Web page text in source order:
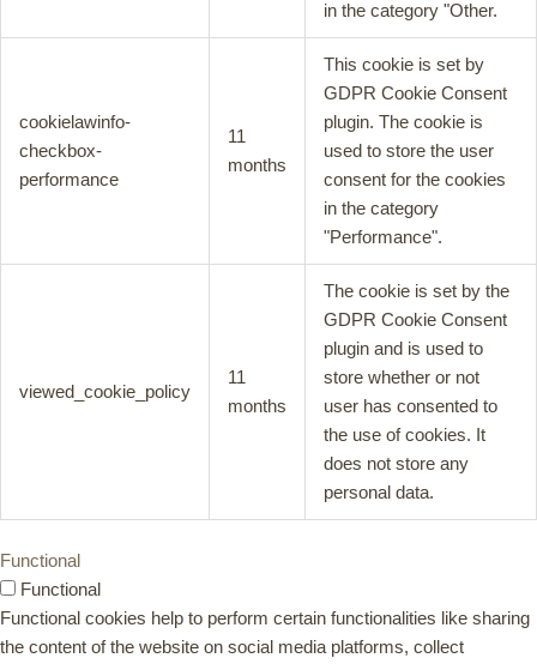
in the category "Other.
cookielawinfo-
checkbox-
performance
11
months
This cookie is set by
GDPR Cookie Consent
plugin. The cookie is
used to store the user
consent for the cookies
in the category
"Performance".
viewed_cookie_policy
11
months
The cookie is set by the
GDPR Cookie Consent
plugin and is used to
store whether or not
user has consented to
the use of cookies. It
does not store any
personal data.
Functional
Functional
Functional cookies help to perform certain functionalities like sharing
the content of the website on social media platforms, collect